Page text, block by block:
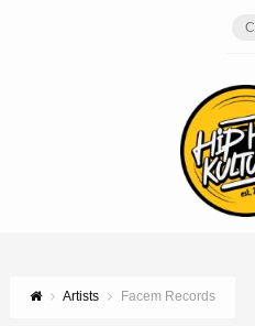
Artists Facem Records